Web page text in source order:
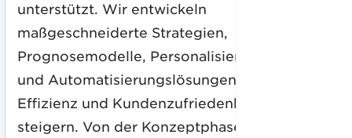
unterstützt. Wir entwickeln
maßgeschneiderte Strategien,
Prognosemodelle, Personalisierungssysteme
und Automatisierungslösungen, um Umsatz,
Effizienz und Kundenzufriedenheit zu
steigern. Von der Konzeptphase bis zur